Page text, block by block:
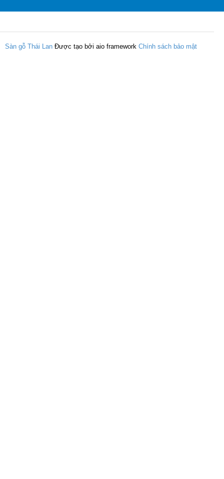
Sàn gỗ Thái Lan Được tạo bởi aio framework Chính sách bảo mật